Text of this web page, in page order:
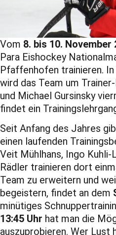
Vom 8. bis 10. November
Para Eishockey
Pfaffenhofen trainieren.
wird das Team um
und Michael Gursinsky
findet ein
Seit Anfang des Jahres
einen laufenden
Veit Mühlhans, Ingo Kuhli-
Rädler trainieren dort
Team zu erweitern und
begeistern, findet an dem
minütiges
13:45 Uhr hat man die
auszuprobieren. Wer Lust